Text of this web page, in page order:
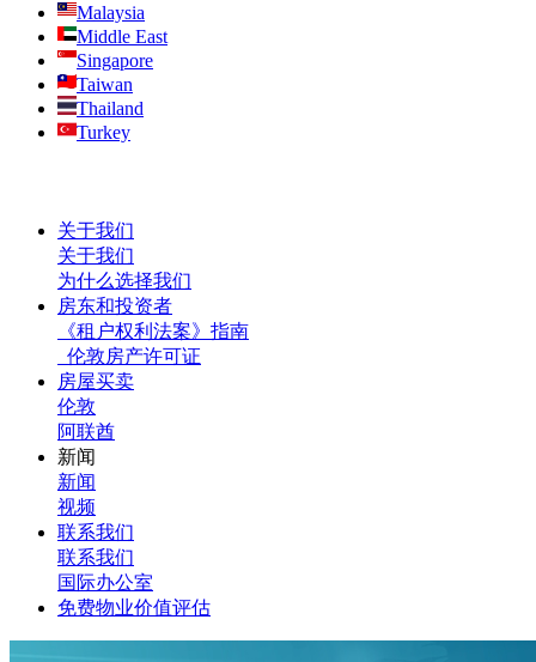
Malaysia
Middle East
Singapore
Taiwan
Thailand
Turkey
关于我们
关于我们
为什么选择我们
房东和投资者
《租户权利法案》指南
伦敦房产许可证
房屋买卖
伦敦
阿联酋
新闻
新闻
视频
联系我们
联系我们
国际办公室
免费物业价值评估